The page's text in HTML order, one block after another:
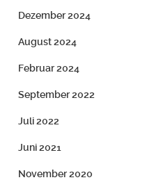
Dezember 2024
August 2024
Februar 2024
September 2022
Juli 2022
Juni 2021
November 2020